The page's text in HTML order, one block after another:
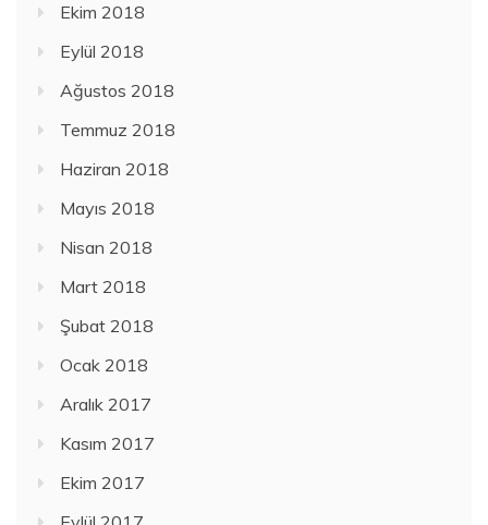
Ekim 2018
Eylül 2018
Ağustos 2018
Temmuz 2018
Haziran 2018
Mayıs 2018
Nisan 2018
Mart 2018
Şubat 2018
Ocak 2018
Aralık 2017
Kasım 2017
Ekim 2017